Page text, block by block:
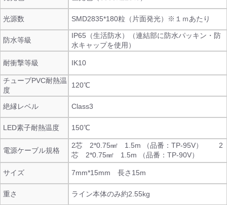
光源数 SMD2835*180粒（片面発光）※１ｍあたり
防水等級
IP65（生活防水）（連結部に防水パッキン・防
水キャップを使用）
耐衝撃等級 IK10
チューブPVC耐熱温
度
120℃
絶縁レベル Class3
LED素子耐熱温度 150℃
電源ケーブル規格
2芯 2*0.75㎟ 1.5m （品番：TP-95V） 2
芯 2*0.75㎟ 1.5m （品番：TP-90V）
サイズ 7mm*15mm 長さ15m
重さ ライン本体のみ約2.55kg